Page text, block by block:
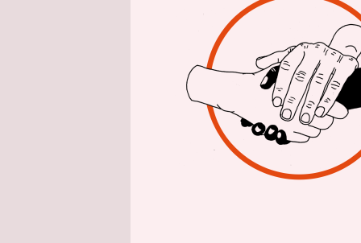
während
gewesen.
zu sechs
Die
gerade